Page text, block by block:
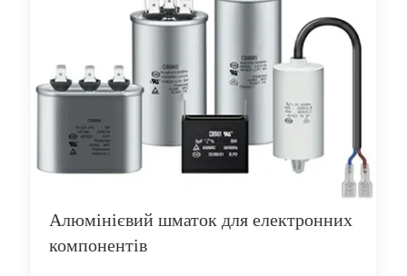
Алюмінієвий шматок для електронних
компонентів